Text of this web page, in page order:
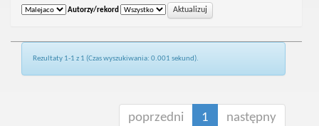
Autorzy/rekord
Rezultaty 1-1 z 1 (Czas wyszukiwania: 0.001 sekund).
poprzedni 1 następny